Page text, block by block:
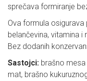
sprečava formiranje
Ova formula osigurava
belančevina, vitamina i
Bez dodanih
Sastojci: brašno mesa
mat, brašno